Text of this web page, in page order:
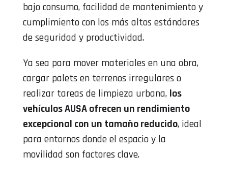
bajo consumo, facilidad de mantenimiento y
cumplimiento con los más altos estándares
de seguridad y productividad.
Ya sea para mover materiales en una obra,
cargar palets en terrenos irregulares o
realizar tareas de limpieza urbana, los
vehículos AUSA ofrecen un rendimiento
excepcional con un tamaño reducido, ideal
para entornos donde el espacio y la
movilidad son factores clave.